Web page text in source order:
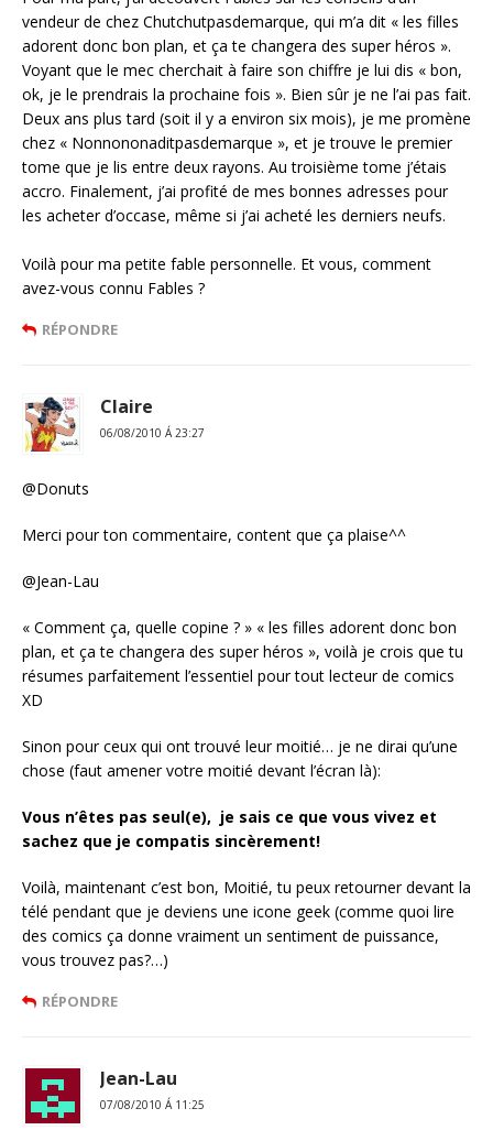
vendeur de chez Chutchutpasdemarque, qui m’a dit « les filles
adorent donc bon plan, et ça te changera des super héros ».
Voyant que le mec cherchait à faire son chiffre je lui dis « bon,
ok, je le prendrais la prochaine fois ». Bien sûr je ne l’ai pas fait.
Deux ans plus tard (soit il y a environ six mois), je me promène
chez « Nonnononaditpasdemarque », et je trouve le premier
tome que je lis entre deux rayons. Au troisième tome j’étais
accro. Finalement, j’ai profité de mes bonnes adresses pour
les acheter d’occase, même si j’ai acheté les derniers neufs.
Voilà pour ma petite fable personnelle. Et vous, comment
avez-vous connu Fables ?
RÉPONDRE
Claire
06/08/2010 Á 23:27
@Donuts
Merci pour ton commentaire, content que ça plaise^^
@Jean-Lau
« Comment ça, quelle copine ? » « les filles adorent donc bon
plan, et ça te changera des super héros », voilà je crois que tu
résumes parfaitement l’essentiel pour tout lecteur de comics
XD
Sinon pour ceux qui ont trouvé leur moitié… je ne dirai qu’une
chose (faut amener votre moitié devant l’écran là):
Vous n’êtes pas seul(e), je sais ce que vous vivez et
sachez que je compatis sincèrement!
Voilà, maintenant c’est bon, Moitié, tu peux retourner devant la
télé pendant que je deviens une icone geek (comme quoi lire
des comics ça donne vraiment un sentiment de puissance,
vous trouvez pas?…)
RÉPONDRE
Jean-Lau
07/08/2010 Á 11:25